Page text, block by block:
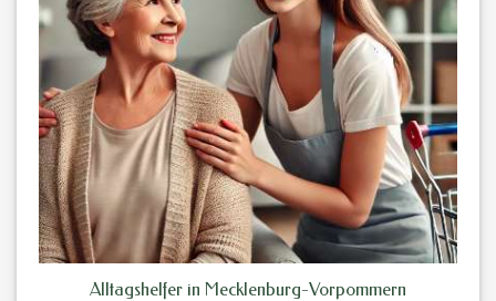
Alltagshelfer in Mecklenburg-Vorpommern